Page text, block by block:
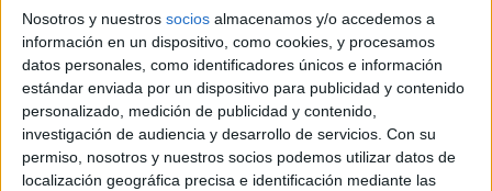
Nosotros y nuestros socios almacenamos y/o accedemos a
información en un dispositivo, como cookies, y procesamos
datos personales, como identificadores únicos e información
estándar enviada por un dispositivo para publicidad y contenido
personalizado, medición de publicidad y contenido,
investigación de audiencia y desarrollo de servicios. Con su
permiso, nosotros y nuestros socios podemos utilizar datos de
localización geográfica precisa e identificación mediante las
Contáctanos
Dirección: Diego de León 47, 28006 Madrid
Phone: +34 91 593 2767